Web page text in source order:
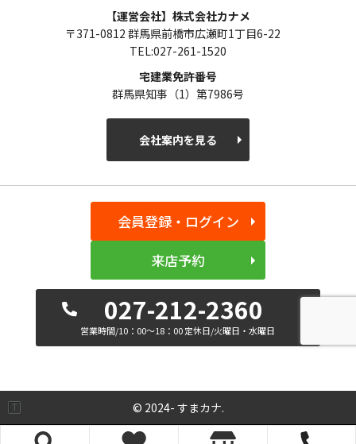
【運営会社】株式会社カナメ
〒371-0812 群馬県前橋市広瀬町1丁目6-22
TEL:027-261-1520
宅建業免許番号
群馬県知事（1）第7986号
会社案内を見る
会員登録・ログイン
来店予約
027-212-2360
営業時間/10：00～18：00 定休日/火曜日・水曜日
© 2024- すまカナ.